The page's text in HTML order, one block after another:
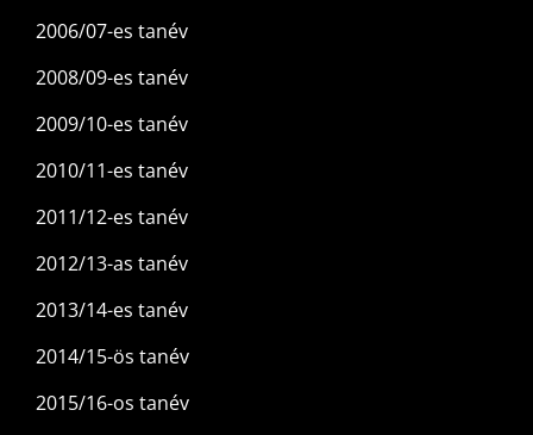
2006/07-es tanév
2008/09-es tanév
2009/10-es tanév
2010/11-es tanév
2011/12-es tanév
2012/13-as tanév
2013/14-es tanév
2014/15-ös tanév
2015/16-os tanév